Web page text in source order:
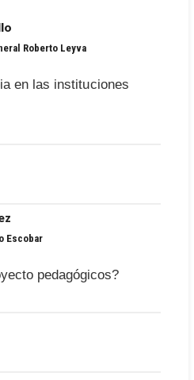
Roberto Leyva
en las instituciones
Escobar
pedagógicos?